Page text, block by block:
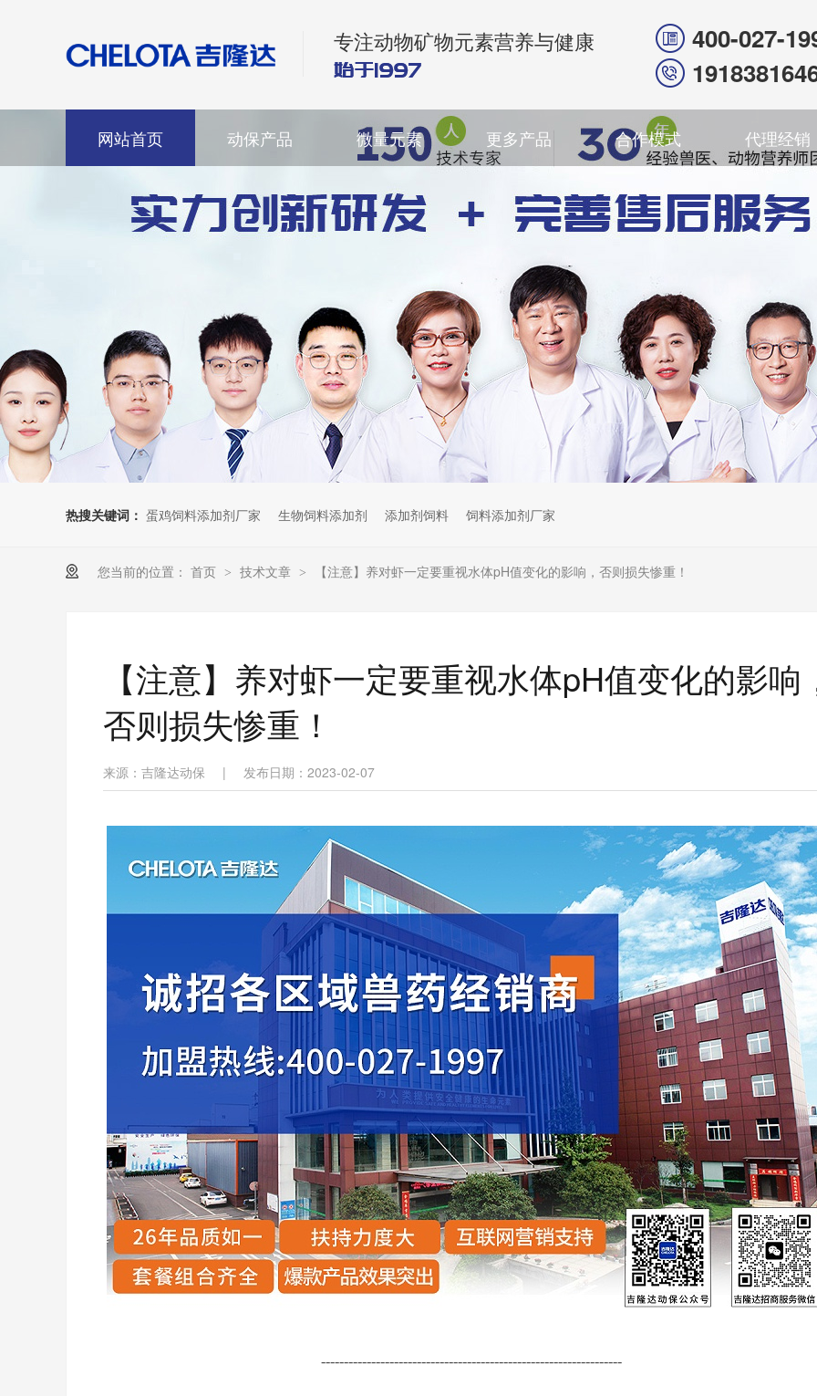
专注动物矿物元素营养与健康
400-027-
网站首页 动保产品 微量元素 更多产品 合作模式 代理经销
热搜关键词： 蛋鸡饲料添加剂厂家 生物饲料添加剂 添加剂饲料 饲料添加剂厂家
您当前的位置： 首页 > 技术文章 > 【注意】养对虾一定要重视水体pH值变化的影响，否则损失惨重！
【注意】养对虾一定要重视水体pH值变化的影响
否则损失惨重！
来源：吉隆达动保 | 发布日期：2023-02-07
------------------------------------------------------------------